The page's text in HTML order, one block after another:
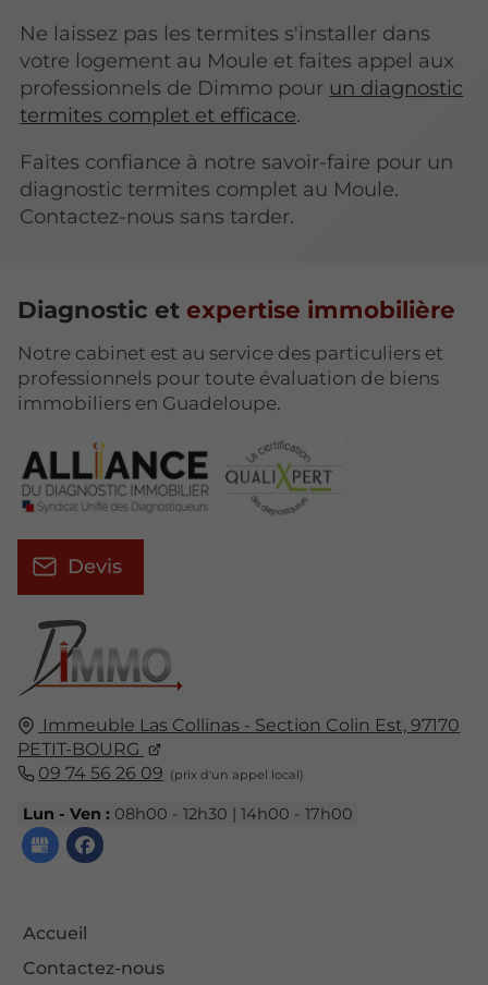
Ne laissez pas les termites s'installer dans
votre logement au Moule et faites appel aux
professionnels de Dimmo pour un diagnostic
termites complet et efficace.
Faites confiance à notre savoir-faire pour un
diagnostic termites complet au Moule.
Contactez-nous sans tarder.
Immeuble Las Collinas - Section Colin Est,97170
PETIT-BOURG
09 74 56 26 09
Lun - Ven : 08h00 - 12h30 | 14h00 - 17h00
Accueil
Contactez-nous
Diagnostic et expertise immobilière
Notre cabinet est au service des particuliers et
professionnels pour toute évaluation de biens
immobiliers en Guadeloupe.
Devis